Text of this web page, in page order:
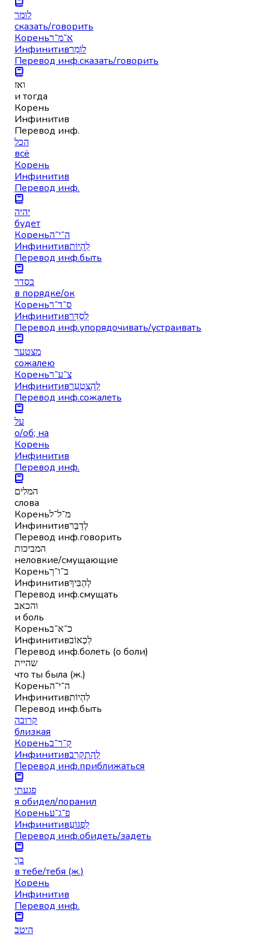
לומר
сказать/говорить
Кореньא־מ־ר
Инфинитивלוֹמַר
Перевод инф.сказать/говорить
ואז
и тогда
Корень
Инфинитив
Перевод инф.
הכל
всё
Корень
Инфинитив
Перевод инф.
יהיה
будет
Кореньה־י־ה
Инфинитивלִהְיוֹת
Перевод инф.быть
בסדר
в порядке/ок
Кореньס־ד־ר
Инфинитивלְסַדֵּר
Перевод инф.упорядочивать/устраивать
מצטער
сожалею
Кореньצ־ע־ר
Инфинитивלְהִצְטַעֵר
Перевод инф.сожалеть
על
о/об; на
Корень
Инфинитив
Перевод инф.
המלים
слова
Кореньמ־ל־ל
Инфинитивלְדַבֵּר
Перевод инф.говорить
המביכות
неловкие/смущающие
Кореньב־ו־ך
Инфинитивלְהַבִּיךְ
Перевод инф.смущать
והכאב
и боль
Кореньכ־א־ב
Инфинитивלִכְאוֹב
Перевод инф.болеть (о боли)
שהיית
что ты была (ж.)
Кореньה־י־ה
Инфинитивלִהְיוֹת
Перевод инф.быть
קרובה
близкая
Кореньק־ר־ב
Инфинитивלְהִתְקָרֵב
Перевод инф.приближаться
פגעתי
я обидел/поранил
Кореньפ־ג־ע
Инфинитивלִפְגּוֹעַ
Перевод инф.обидеть/задеть
בך
в тебе/тебя (ж.)
Корень
Инфинитив
Перевод инф.
היטב